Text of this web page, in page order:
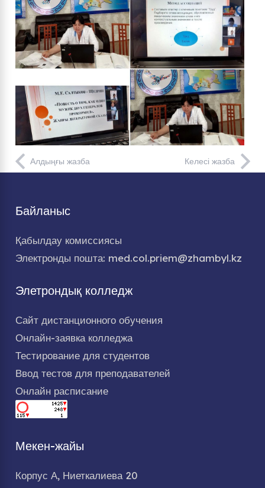
Алдыңғы жазба Келесі жазба
Байланыс
Қабылдау комиссиясы
Электронды пошта: med.col.priem@zhambyl.kz
Элетрондық колледж
Сайт дистанционного обучения
Онлайн-заявка колледжа
Тестирование для студентов
Ввод тестов для преподавателей
Онлайн расписание
Мекен-жайы
Корпус А, Ниеткалиева 20